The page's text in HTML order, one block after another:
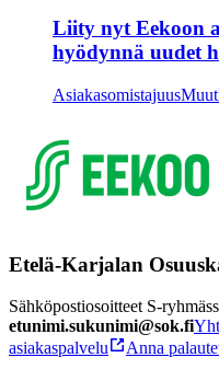
Liity nyt Eekoon
hyödynnä uudet
AsiakasomistajuusMuut
Etelä-Karjalan
Sähköpostiosoitteet S-
etunimi.sukunimi@sok.fi
asiakaspalvelu
Anna